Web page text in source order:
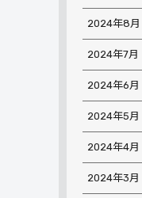
2024年8月
2024年7月
2024年6月
2024年5月
2024年4月
2024年3月